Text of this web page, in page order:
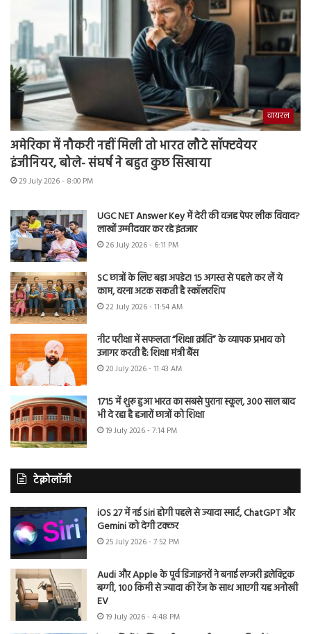
वायरल
अमेरिका में नौकरी नहीं मिली तो भारत लौटे सॉफ्टवेयर
इंजीनियर, बोले- संघर्ष ने बहुत कुछ सिखाया
29 July 2026 - 8:00 PM
UGC NET Answer Key में देरी की वजह पेपर लीक विवाद?
लाखों उम्मीदवार कर रहे इंतजार
26 July 2026 - 6:11 PM
SC छात्रों के लिए बड़ा अपडेट! 15 अगस्त से पहले कर लें ये
काम, वरना अटक सकती है स्कॉलरशिप
22 July 2026 - 11:54 AM
नीट परीक्षा में सफलता “शिक्षा क्रांति” के व्यापक प्रभाव को
उजागर करती है: शिक्षा मंत्री बैंस
20 July 2026 - 11:43 AM
1715 में शुरू हुआ भारत का सबसे पुराना स्कूल, 300 साल बाद
भी दे रहा है हजारों छात्रों को शिक्षा
19 July 2026 - 7:14 PM
टेक्नोलॉजी
iOS 27 में नई Siri होगी पहले से ज्यादा स्मार्ट, ChatGPT और
Gemini को देगी टक्कर
25 July 2026 - 7:52 PM
Audi और Apple के पूर्व डिजाइनरों ने बनाई लग्जरी इलेक्ट्रिक
बग्गी, 100 किमी से ज्यादा की रेंज के साथ आएगी यह अनोखी
EV
19 July 2026 - 4:48 PM